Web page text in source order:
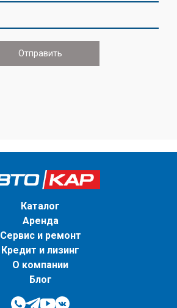
Каталог
Аренда
Сервис и ремонт
Кредит и лизинг
О компании
Блог